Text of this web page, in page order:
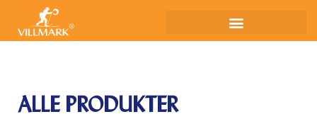
ALLE PRODUKTER